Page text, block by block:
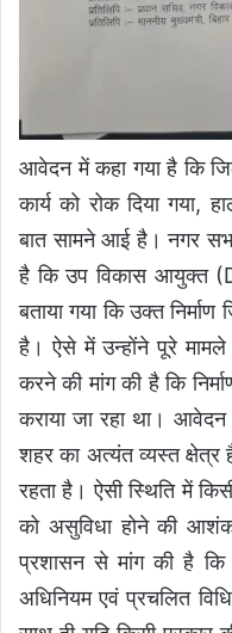
आवेदन में कहा गया है कि
कार्य को रोक दिया गया,
बात सामने आई है। नगर
है कि उप विकास आयुक्त
बताया गया कि उक्त
है। ऐसे में उन्होंने पूरे मामले
करने की मांग की है कि
कराया जा रहा था।
शहर का अत्यंत व्यस्त क्षेत्र
रहता है। ऐसी स्थिति में
को असुविधा होने की
प्रशासन से मांग की है
अधिनियम एवं प्रचलित